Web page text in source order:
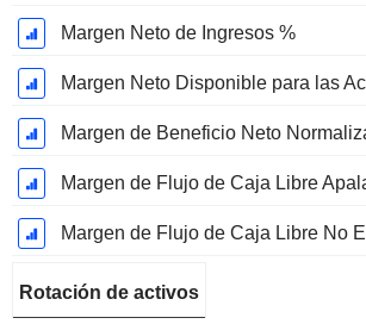
Margen Neto de Ingresos %
Margen de Beneficio Neto
Margen de Flujo de Caja Libre
Margen de Flujo de Caja Libre No
Rotación de activos